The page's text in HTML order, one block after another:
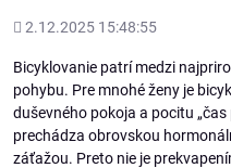
Pridané
2.12.2025 15:48:55
Bicyklovanie patrí medzi
pohybu. Pre mnohé ženy je
duševného pokoja a pocitu
prechádza obrovskou
záťažou. Preto nie je